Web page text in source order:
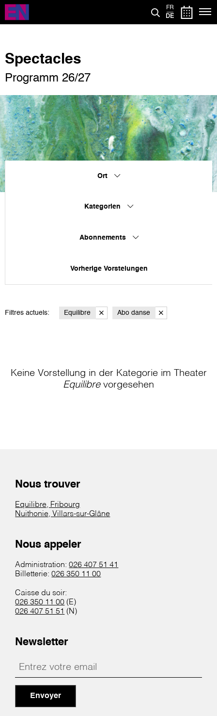
Direkt
zum
Inhalt
FR
DE
Spectacles
Programm 26/27
Ort
Kategorien
Abonnements
Vorherige Vorstelungen
Filtres actuels: Equilibre Abo danse
Keine Vorstellung in der Kategorie im Theater
Equilibrevorgesehen
Nous trouver
Equilibre, Fribourg
Nuithonie, Villars-sur-Glâne
Nous appeler
Administration:026 407 51 41
Billetterie:026 350 11 00
Caisse du soir:
026 350 11 00 (E)
026 407 51 51 (N)
Newsletter
Envoyer